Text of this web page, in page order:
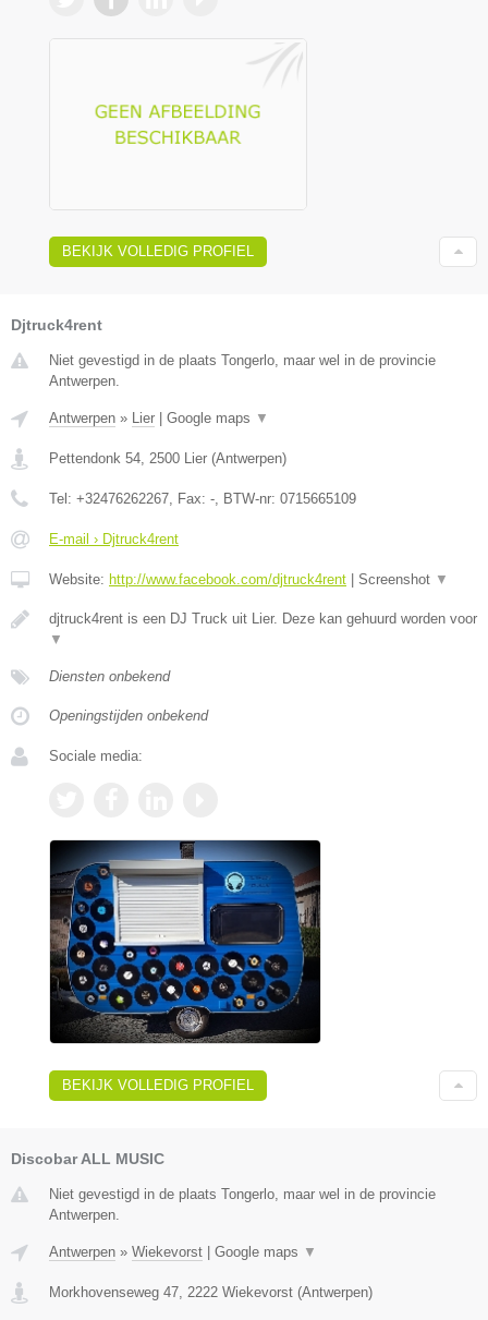
BEKIJK VOLLEDIG PROFIEL
Djtruck4rent
Niet gevestigd in de plaats Tongerlo, maar wel in de provincie
Antwerpen.
Antwerpen » Lier Google maps ▼
Pettendonk 54, 2500 Lier (Antwerpen)
Tel: +32476262267, Fax: -, BTW-nr: 0715665109
E-mail › Djtruck4rent
Website: http://www.facebook.com/djtruck4rent Screenshot ▼
djtruck4rent is een DJ Truck uit Lier. Deze kan gehuurd worden voor
▼
Diensten onbekend
Openingstijden onbekend
Sociale media:
BEKIJK VOLLEDIG PROFIEL
Discobar ALL MUSIC
Niet gevestigd in de plaats Tongerlo, maar wel in de provincie
Antwerpen.
Antwerpen » Wiekevorst | Google maps ▼
Morkhovenseweg 47 2222 Wiekevorst (Antwerpen)